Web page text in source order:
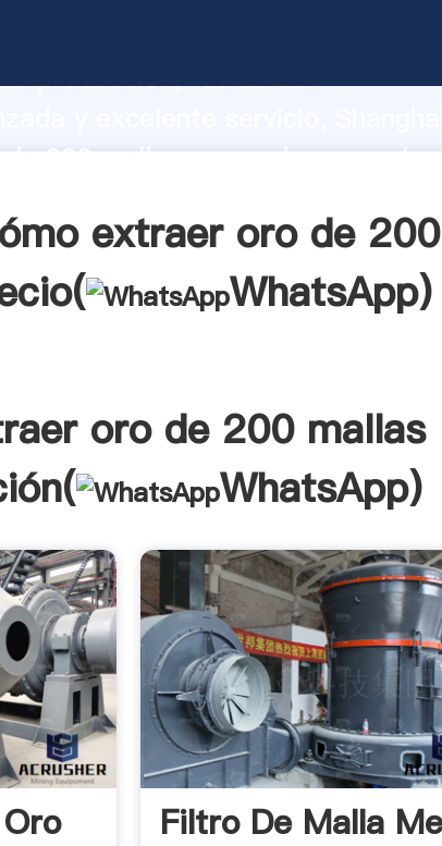
producción, fuerza de
200 mallas proveedor crea el
extraer oro de 200
WhatsApp)
oro de 200 mallas
WhatsApp)
Filtro De Malla